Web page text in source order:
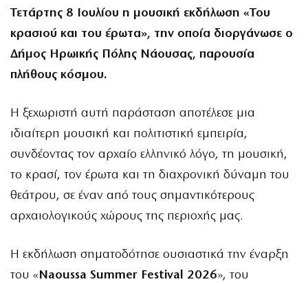
Τετάρτης 8 Ιουλίου η μουσική εκδήλωση «Του
κρασιού και του έρωτα», την οποία διοργάνωσε ο
Δήμος Ηρωικής Πόλης Νάουσας, παρουσία
πλήθους κόσμου.
Η ξεχωριστή αυτή παράσταση αποτέλεσε μια
ιδιαίτερη μουσική και πολιτιστική εμπειρία,
συνδέοντας τον αρχαίο ελληνικό λόγο, τη μουσική,
το κρασί, τον έρωτα και τη διαχρονική δύναμη του
θεάτρου, σε έναν από τους σημαντικότερους
αρχαιολογικούς χώρους της περιοχής μας.
Η εκδήλωση σηματοδότησε ουσιαστικά την έναρξη
του «Naoussa Summer Festival 2026», του